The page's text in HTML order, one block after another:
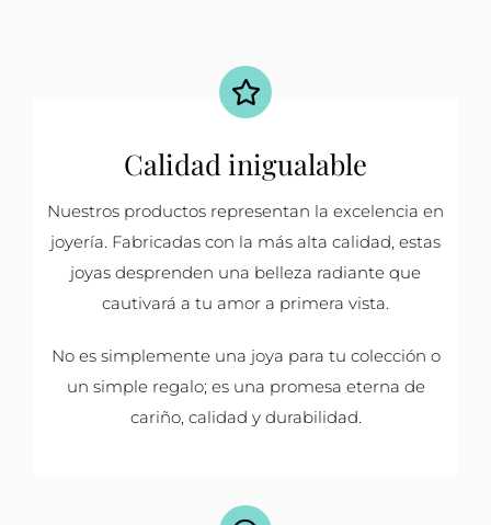
Calidad inigualable
Nuestros productos representan la excelencia en
joyería. Fabricadas con la más alta calidad, estas
joyas desprenden una belleza radiante que
cautivará a tu amor a primera vista.
No es simplemente una joya para tu colección o
un simple regalo; es una promesa eterna de
cariño, calidad y durabilidad.